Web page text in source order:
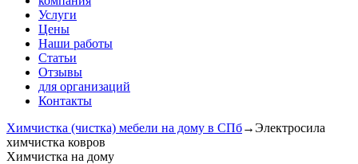
Услуги
Цены
Наши работы
Статьи
Отзывы
для организаций
Контакты
Химчистка (чистка) мебели на дому в СПб→Электросила
химчистка ковров
Химчистка на дому